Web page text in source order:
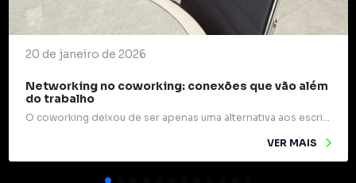
20 de janeiro de 2026
Networking no coworking: conexões que vão além
do trabalho
O coworking deixou de ser apenas uma alternativa aos escritórios tradicionais e passou a ocupar um papel estratégico na forma como profissionais e empresas se relacionam. Mais do que mesas compartilhadas e internet rápida, esses espaços são verdadeiros pontos de encontro para ideias, experiências e oportunidades. Um dos grandes diferenciais do coworking é o networking […]
VER MAIS